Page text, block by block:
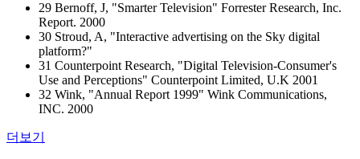
29 Bernoff, J, "Smarter Television" Forrester Research, Inc.
Report. 2000
30 Stroud, A, "Interactive advertising on the Sky digital
platform?"
31 Counterpoint Research, "Digital Television-Consumer's
Use and Perceptions" Counterpoint Limited, U.K 2001
32 Wink, "Annual Report 1999" Wink Communications,
INC. 2000
더보기